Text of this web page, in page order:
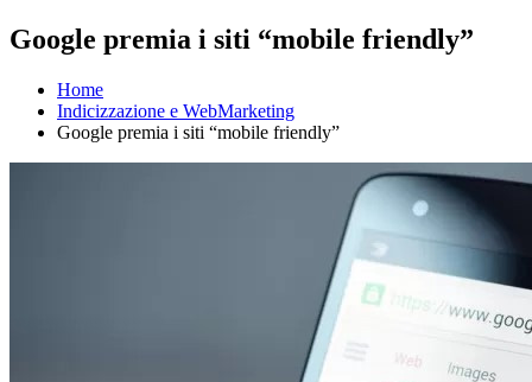
Google premia i siti “mobile friendly”
Home
Indicizzazione e WebMarketing
Google premia i siti “mobile friendly”